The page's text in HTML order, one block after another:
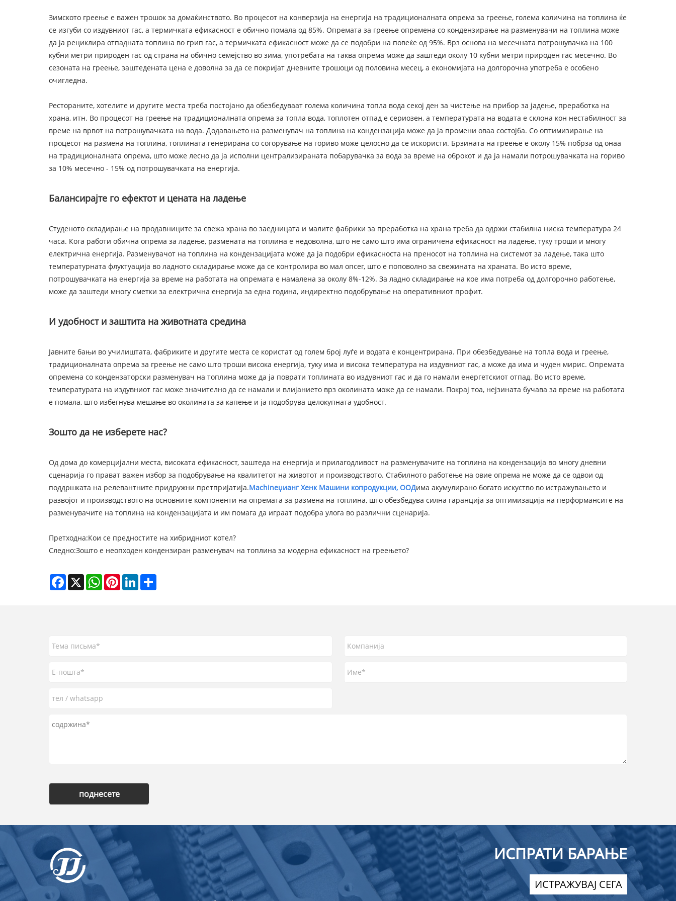
Зимското греење е важен трошок за домаќинството. Во процесот на конверзија на енергија на традиционалната опрема за греење, голема количина на топлина ќе
се изгуби со издувниот гас, а термичката ефикасност е обично помала од 85%. Опремата за греење опремена со кондензирање на разменувачи на топлина може
да ја рециклира отпадната топлина во грип гас, а термичката ефикасност може да се подобри на повеќе од 95%. Врз основа на месечната потрошувачка на 100
кубни метри природен гас од страна на обично семејство во зима, употребата на таква опрема може да заштеди околу 10 кубни метри природен гас месечно. Во
сезоната на греење, заштедената цена е доволна за да се покријат дневните трошоци од половина месец, а економијата на долгорочна употреба е особено
очигледна.
Рестораните, хотелите и другите места треба постојано да обезбедуваат голема количина топла вода секој ден за чистење на прибор за јадење, преработка на
храна, итн. Во процесот на греење на традиционалната опрема за топла вода, топлотен отпад е сериозен, а температурата на водата е склона кон нестабилност за
време на врвот на потрошувачката на вода. Додавањето на разменувач на топлина на кондензација може да ја промени оваа состојба. Со оптимизирање на
процесот на размена на топлина, топлината генерирана со согорување на гориво може целосно да се искористи. Брзината на греење е околу 15% побрза од онаа
на традиционалната опрема, што може лесно да ја исполни централизираната побарувачка за вода за време на оброкот и да ја намали потрошувачката на гориво
за 10% месечно - 15% од потрошувачката на енергија.
Балансирајте го ефектот и цената на ладење
Студеното складирање на продавниците за свежа храна во заедницата и малите фабрики за преработка на храна треба да одржи стабилна ниска температура 24
часа. Кога работи обична опрема за ладење, размената на топлина е недоволна, што не само што има ограничена ефикасност на ладење, туку троши и многу
електрична енергија. Разменувачот на топлина на кондензацијата може да ја подобри ефикасноста на преносот на топлина на системот за ладење, така што
температурната флуктуација во ладното складирање може да се контролира во мал опсег, што е поповолно за свежината на храната. Во исто време,
потрошувачката на енергија за време на работата на опремата е намалена за околу 8%-12%. За ладно складирање на кое има потреба од долгорочно работење,
може да заштеди многу сметки за електрична енергија за една година, индиректно подобрување на оперативниот профит.
И удобност и заштита на животната средина
Јавните бањи во училиштата, фабриките и другите места се користат од голем број луѓе и водата е концентрирана. При обезбедување на топла вода и греење,
традиционалната опрема за греење не само што троши висока енергија, туку има и висока температура на издувниот гас, а може да има и чуден мирис. Опремата
опремена со кондензаторски разменувач на топлина може да ја поврати топлината во издувниот гас и да го намали енергетскиот отпад. Во исто време,
температурата на издувниот гас може значително да се намали и влијанието врз околината може да се намали. Покрај тоа, нејзината бучава за време на работата
е помала, што избегнува мешање во околината за капење и ја подобрува целокупната удобност.
Зошто да не изберете нас?
Од дома до комерцијални места, високата ефикасност, заштеда на енергија и прилагодливост на разменувачите на топлина на кондензација во многу дневни
сценарија го прават важен избор за подобрување на квалитетот на животот и производството. Стабилното работење на овие опрема не може да се одвои од
поддршката на релевантните придружни претпријатија.Machinеџианг Хенк Машини копродукции, ООДима акумулирано богато искуство во истражувањето и
развојот и производството на основните компоненти на опремата за размена на топлина, што обезбедува силна гаранција за оптимизација на перформансите на
разменувачите на топлина на кондензацијата и им помага да играат подобра улога во различни сценарија.
Претходна:Кои се предностите на хибридниот котел?
Следно:Зошто е неопходен кондензиран разменувач на топлина за модерна ефикасност на греењето?
Facebook
X WhatsAppPinterestLinkedIn
поднесете
ИСПРАТИ БАРАЊЕ
ИСТРАЖУВАЈ СЕГА